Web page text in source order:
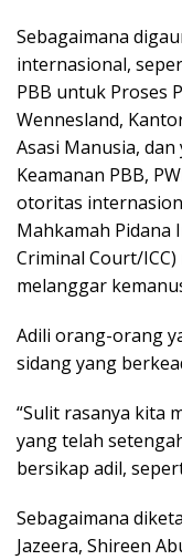
Sebagaimana
internasional,
PBB untuk Proses
Wennesland,
Asasi Manusia,
Keamanan PBB,
otoritas
Mahkamah
Criminal Court/
melanggar
Adili orang-orang
sidang yang
“Sulit rasanya kita
yang telah
bersikap adil,
Sebagaimana
Jazeera, Shireen